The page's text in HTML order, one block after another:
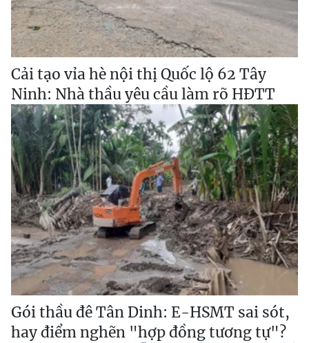
Cải tạo vỉa hè nội thị Quốc lộ 62 Tây
Ninh: Nhà thầu yêu cầu làm rõ HĐTT
Gói thầu đê Tân Dinh: E-HSMT sai sót,
hay điểm nghẽn "hợp đồng tương tự"?